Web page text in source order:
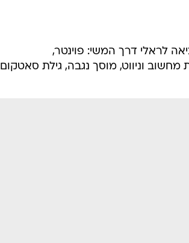
לראלי דרך המשי: פוינטר,
מחשוב וניווט, מוסך נגבה, גילת סאטקום